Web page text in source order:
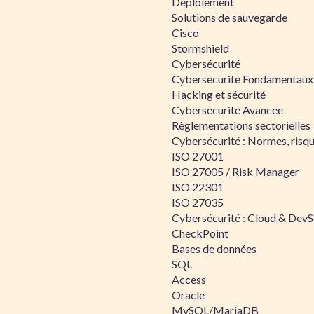
Solutions de sauvegarde
Cisco
Stormshield
Cybersécurité
Cybersécurité Fondamentaux
Hacking et sécurité
Cybersécurité Avancée
Règlementations sectorielles
Cybersécurité : Normes,
ISO 27001
ISO 27005 / Risk Manager
ISO 22301
ISO 27035
Cybersécurité : Cloud &
CheckPoint
Bases de données
SQL
Access
Oracle
MySQL/MariaDB